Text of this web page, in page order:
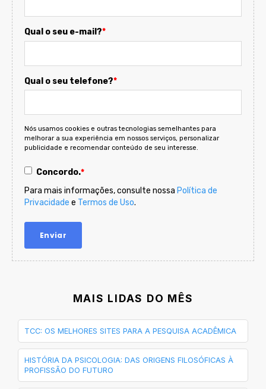
Qual o seu e-mail?*
Qual o seu telefone?*
Nós usamos cookies e outras tecnologias semelhantes para
melhorar a sua experiência em nossos serviços, personalizar
publicidade e recomendar conteúdo de seu interesse.
Concordo.*
Para mais informações, consulte nossa Política de
Privacidade e Termos de Uso.
MAIS LIDAS DO MÊS
TCC: OS MELHORES SITES PARA A PESQUISA ACADÊMICA
HISTÓRIA DA PSICOLOGIA: DAS ORIGENS FILOSÓFICAS À
PROFISSÃO DO FUTURO